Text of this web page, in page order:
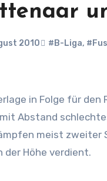
2010 #B-Liga,
Abstand
meist zweiter
der Höhe verdient.